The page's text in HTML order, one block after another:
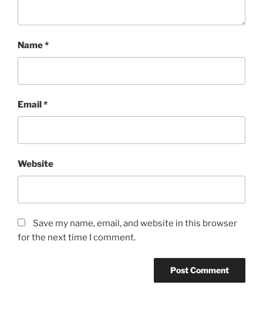
Name*
Email*
Website
Save my name, email, and website in this browser
for the next time I comment.